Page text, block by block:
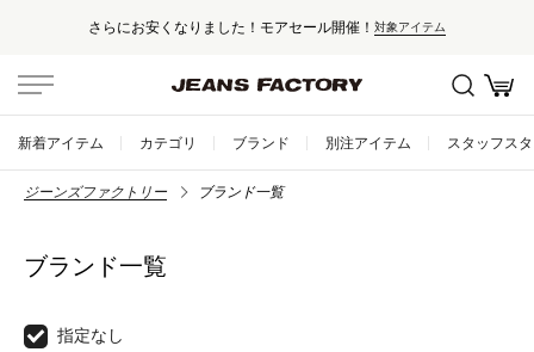
さらにお安くなりました！モアセール開催！ 対象アイテム
新着アイテム カテゴリ ブランド 別注アイテム スタッフス
ジーンズファクトリー ブランド一覧
ブランド一覧
指定なし